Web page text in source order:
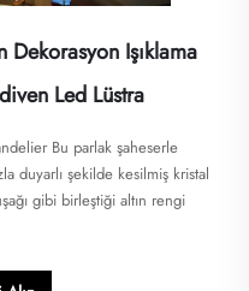
Işıklama
Led Lüstra
Bu ​​parlak şaheserle​​
duyarlı şekilde kesilmiş kristal
gibi birleştiği altın rengi